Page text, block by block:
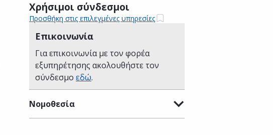
Χρήσιμοι σύνδεσμοι
Προσθήκη στις επιλεγμένες υπηρεσίες
Επικοινωνία
Για επικοινωνία με τον φορέα
εξυπηρέτησης ακολουθήστε τον
σύνδεσμο εδώ.
Νομοθεσία